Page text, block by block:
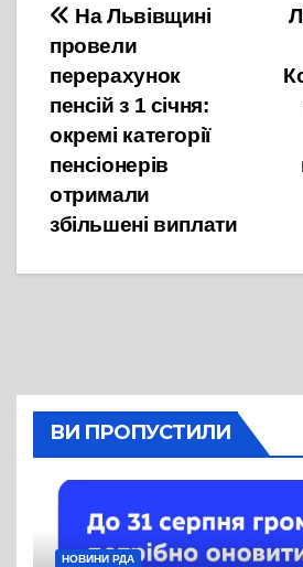
Навігація
записів
На Львівщині
провели
перерахунок
пенсій з 1 січня:
окремі категорії
пенсіонерів
отримали
збільшені виплати
ВИ ПРОПУСТИЛИ
НОВИНИ РДА